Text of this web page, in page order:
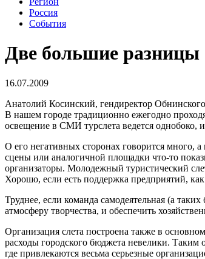
Россия
События
Две большие разницы
16.07.2009
Анатолий Косинский, гендиректор Обнинского
В нашем городе традиционно ежегодно
освещение в СМИ турслета ведется однобоко,
О его негативных сторонах говорится много,
сцены или аналогичной площадки что-то
организаторы. Молодежный туристический
Хорошо, если есть поддержка предприятий,
Труднее, если команда самодеятельная (а
атмосферу творчества, и обеспечить
Организация слета построена также в
расходы городского бюджета невелики. Таким
где привлекаются весьма серьезные